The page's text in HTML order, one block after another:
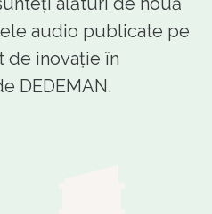
audio publicate pe
de inovație în
DEDEMAN.